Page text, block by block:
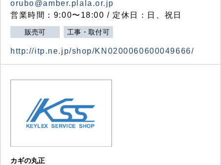
orubo@amber.plala.or.jp
営業時間：9:00〜18:00 / 定休日：日、祝日
販売可 工事・取付可
http://itp.ne.jp/shop/KN0200060600049666/
カギの丸正